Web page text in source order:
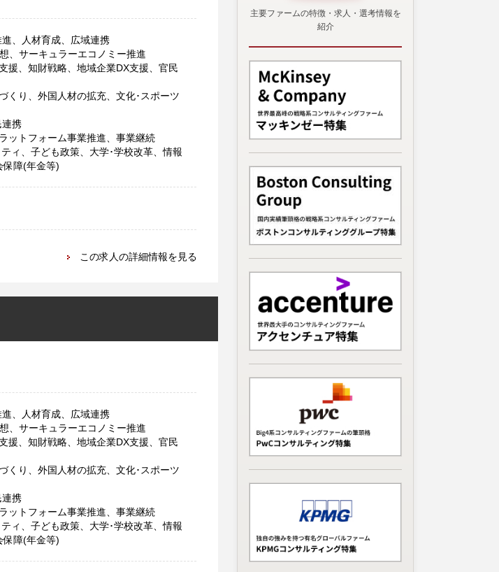
、人材育成、広域連携
、サーキュラーエコノミー推進
援、知財戦略、地域企業DX支援、官民
くり、外国人材の拡充、文化･スポーツ
連携
ットフォーム事業推進、事業継続
ィ、子ども政策、大学･学校改革、情報
保障(年金等)
この求人の詳細情報を見る
、人材育成、広域連携
、サーキュラーエコノミー推進
援、知財戦略、地域企業DX支援、官民
くり、外国人材の拡充、文化･スポーツ
連携
ットフォーム事業推進、事業継続
ィ、子ども政策、大学･学校改革、情報
保障(年金等)
主要ファームの特徴・求人・選考情報を
紹介